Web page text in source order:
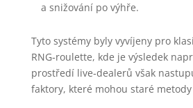
a snižování po výhře.
Tyto systémy byly vyvíjeny pro
RNG‑roulette, kde je výsledek
prostředí live‑dealerů však
faktory, které mohou staré